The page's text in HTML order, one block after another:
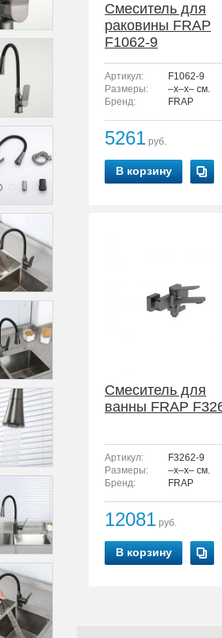
Смеситель для
раковины FRAP
F1062-9
Артикул:
F1062-9
Размеры:
–x–x– см.
Бренд:
FRAP
5261 руб.
В корзину
Смеситель для
ванны FRAP
Артикул:
F3262-9
Размеры:
–x–x– см.
Бренд:
FRAP
12081 руб.
В корзину